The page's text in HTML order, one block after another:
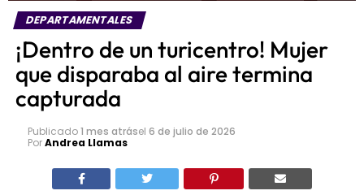
DEPARTAMENTALES
¡Dentro de un turicentro! Mujer
que disparaba al aire termina
capturada
Publicado1 mes atrásel 6 de julio de 2026
PorAndrea Llamas